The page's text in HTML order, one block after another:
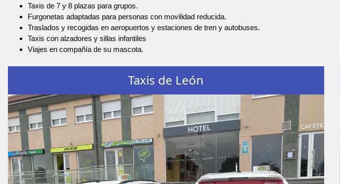
Taxis de 7 y 8 plazas para grupos.
Furgonetas adaptadas para personas con movilidad reducida.
Traslados y recogidas en aeropuertos y estaciones de tren y autobuses.
Taxis con alzadores y sillas infantiles
Viajes en compañía de su mascota.
Taxis de León